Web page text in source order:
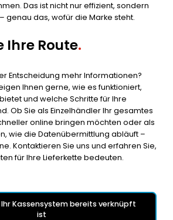
Das ist nicht nur effizient, sondern
genau das, wofür die Marke steht.
Ihre Route.
Entscheidung mehr Informationen?
Ihnen gerne, wie es funktioniert,
und welche Schritte für Ihre
Ob Sie als Einzelhändler Ihr gesamtes
online bringen möchten oder als
wie die Datenübermittlung abläuft –
Kontaktieren Sie uns und erfahren Sie,
für Ihre Lieferkette bedeuten.
Ihr Kassensystem bereits verknüpft
ist